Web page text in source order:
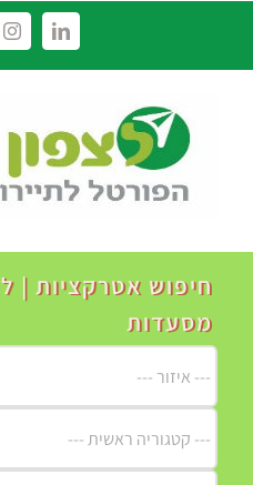
LinkedIn
חיפוש אטרקציות |
מסעדות